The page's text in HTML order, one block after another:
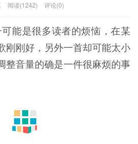
阅读(1242) 评论(0)
能是很多读者的烦恼，在某
刚刚好，另外一首却可能太小
整音量的确是一件很麻烦的事